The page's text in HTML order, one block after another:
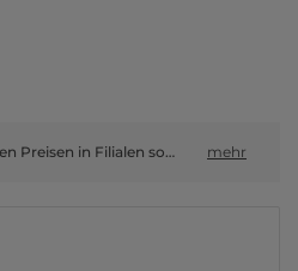
Online-Preise können von den Preisen in Filialen sowie Shop-in-Shop-Flächen abweichen. mehr